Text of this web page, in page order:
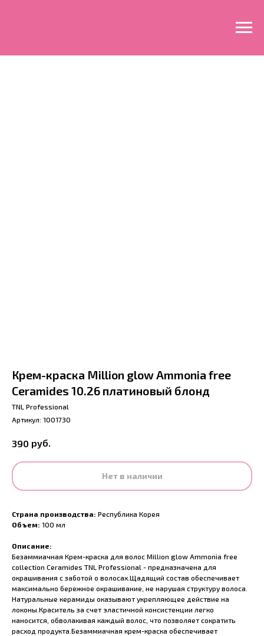
Крем-краска Million glow Ammonia free
Ceramides 10.26 платиновый блонд
TNL Professional
Артикул: 1001730
390 руб.
Нет в наличии
Страна производства: Республика Корея
Объем: 100 мл
Описание:
Безаммиачная Крем-краска для волос Million glow Ammonia free
collection Ceramides TNL Professional - предназначена для
окрашивания с заботой о волосах.Щадящий состав обеспечивает
максимально бережное окрашивание, не нарушая структуру волоса.
Натуральные керамиды оказывают укрепляющее действие на
локоны.Краситель за счет эластичной консистенции легко
наносится, обволакивая каждый волос, что позволяет сократить
расход продукта.Безаммиачная крем-краска обеспечивает